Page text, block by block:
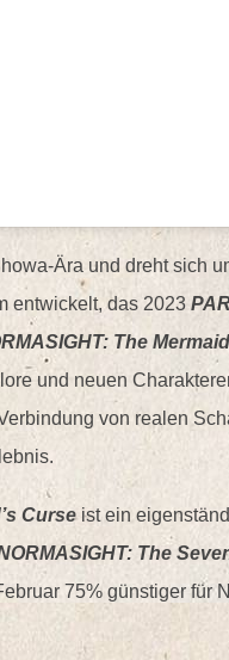
Ära und dreht sich
entwickelt, das 2023
The
und neuen
von realen
Curseist ein
The
75% günstiger für